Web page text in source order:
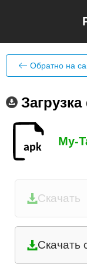
Обратно на
My-
Скачать
Скачать